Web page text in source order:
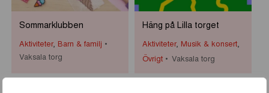
Sommarklubben
Aktiviteter, Barn & familj
Vaksala torg
Häng på Lilla torget
Aktiviteter, Musik & konsert,
Övrigt
Vaksala torg